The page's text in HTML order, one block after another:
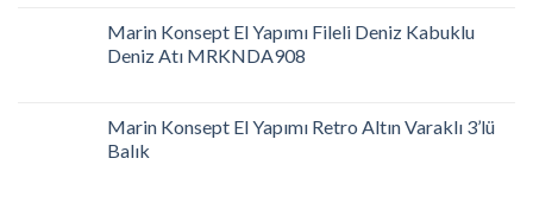
Marin Konsept El Yapımı Fileli Deniz Kabuklu
Deniz Atı MRKNDA908
Marin Konsept El Yapımı Retro Altın Varaklı 3’lü
Balık